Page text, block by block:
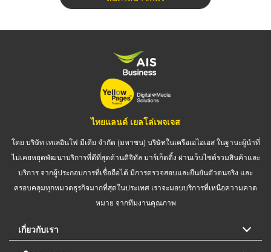
ไทยแลนด์ เยลโล่เพจเจส
โดย บริษัท เทเลอินโฟ มีเดีย จำกัด (มหาชน) บริษัทในเครือเอไอเอส ในฐานะผู้นำที่
ไม่เคยหยุดพัฒนาบริการที่ดีที่สุดด้านดิจิทัล มาร์เก็ตติ้ง ผ่านเว็บไซต์รวมสินค้าและ
บริการ จากผู้ประกอบการที่เชื่อถือได้ มีการตรวจสอบและยืนยันตัวตนจริง และ
ครอบคลุมทุกหมวดธุรกิจมากที่สุดในประเทศ เราจะมอบบริการที่เหนือความคาด
หมาย จากทีมงานคุณภาพ
เกี่ยวกับเรา